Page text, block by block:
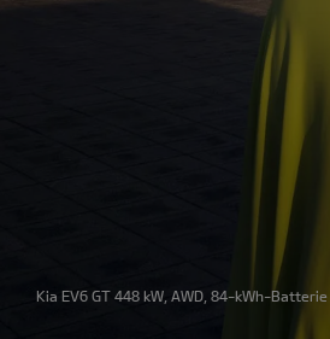
Kia EV6 GT 448 kW, AWD, 84-kWh-Batterie